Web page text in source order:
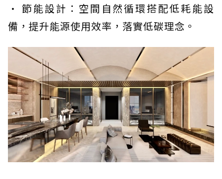
· 節能設計：空間自然循環搭配低耗能設
備，提升能源使用效率，落實低碳理念。